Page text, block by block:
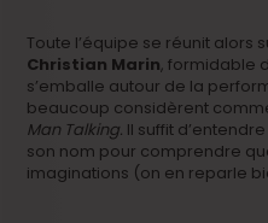
Toute l’équipe se réunit alors
Christian Marin, formidable
s’emballe autour de la
beaucoup considèrent
Man Talking. Il suffit
son nom pour comprendre
imaginations (on en reparle